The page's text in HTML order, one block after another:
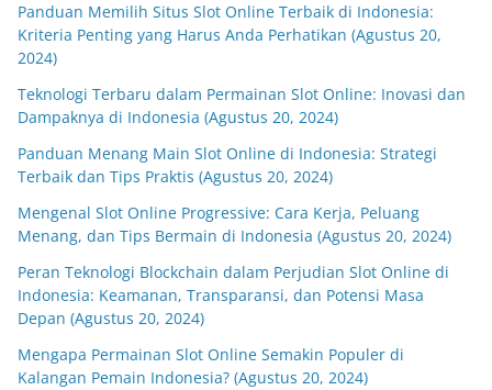
Panduan Memilih Situs Slot Online Terbaik di Indonesia:
Kriteria Penting yang Harus Anda Perhatikan (Agustus 20,
2024)
Teknologi Terbaru dalam Permainan Slot Online: Inovasi dan
Dampaknya di Indonesia (Agustus 20, 2024)
Panduan Menang Main Slot Online di Indonesia: Strategi
Terbaik dan Tips Praktis (Agustus 20, 2024)
Mengenal Slot Online Progressive: Cara Kerja, Peluang
Menang, dan Tips Bermain di Indonesia (Agustus 20, 2024)
Peran Teknologi Blockchain dalam Perjudian Slot Online di
Indonesia: Keamanan, Transparansi, dan Potensi Masa
Depan (Agustus 20, 2024)
Mengapa Permainan Slot Online Semakin Populer di
Kalangan Pemain Indonesia? (Agustus 20, 2024)